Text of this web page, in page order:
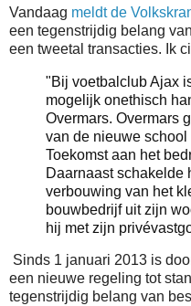
Vandaag meldt de
een tegenstrijdig belang
een tweetal transacties. Ik
"Bij voetbalclub Ajax
mogelijk onethisch
Overmars. Overmars
van de nieuwe
Toekomst aan het
Daarnaast schakelde
verbouwing van het
bouwbedrijf uit zijn
hij met zijn
Sinds 1 januari 2013 is
een nieuwe regeling tot
tegenstrijdig belang van